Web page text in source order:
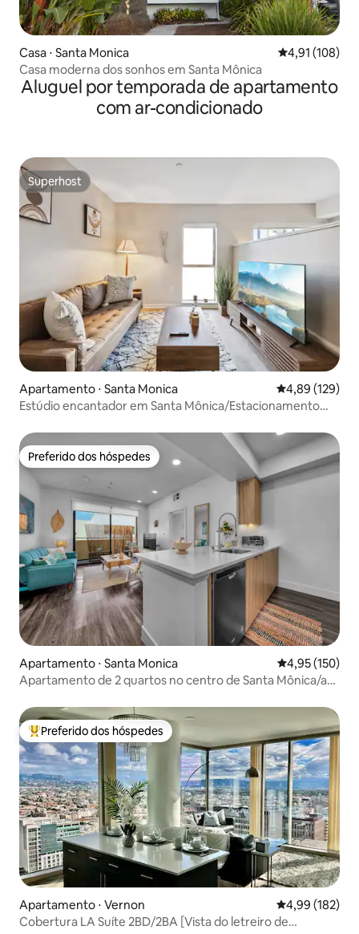
Casa ⋅ Santa Monica 4,91 de uma
4,91 (108)
Casa moderna dos sonhos em Santa Mônica
Aluguel por temporada de apartamento
com ar-condicionado
Superhost
Superhost
Apartamento ⋅ Santa Monica 4,89 de uma
4,89 (129)
Estúdio encantador em Santa Mônica/Estacionamento
Preferido dos hóspedes
Preferido dos hóspedes
Apartamento ⋅ Santa Monica 4,95 de uma
4,95 (150)
Apartamento de 2 quartos no centro de Santa Mônica/a
Entre os melhores preferidos dos hóspedes
Preferido dos hóspedes
Apartamento ⋅ Vernon 4,99 de uma
4,99 (182)
Cobertura LA Suíte 2BD/2BA [Vista do letreiro de